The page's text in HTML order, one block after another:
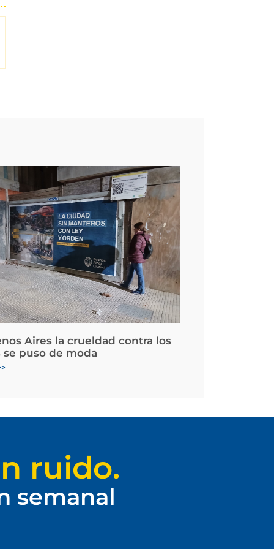
Aires la crueldad contra los
se puso de moda
ruido.
semanal